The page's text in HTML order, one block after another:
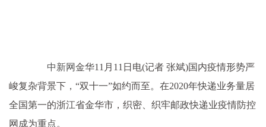
中新网金华11月11日电(记者 张斌)国内疫情形势严
峻复杂背景下，“双十一”如约而至。在2020年快递业务量居
全国第一的浙江省金华市，织密、织牢邮政快递业疫情防控
网成为重点。